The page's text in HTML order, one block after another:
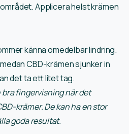
Applicera helst krämen
känna omedelbar lindring.
CBD-krämen sjunker in
det ta ett litet tag.
fingervisning när det
krämer. De kan ha en stor
goda resultat.